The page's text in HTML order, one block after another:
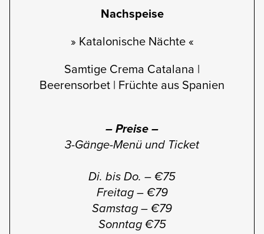
Nachspeise
» Katalonische Nächte «
Samtige Crema Catalana |
Beerensorbet | Früchte aus Spanien
– Preise –
3-Gänge-Menü und Ticket
Di. bis Do. – €75
Freitag – €79
Samstag – €79
Sonntag €75